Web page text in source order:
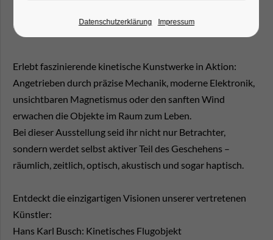
Erlebt faszinierende kinetische Kunstwerke in Aktion:
Angetrieben durch präzise Mechanik, moderne Elektronik,
unsichtbaren Magnetismus oder den sanften Wind
erwachen die Objekte im Raum zum Leben.
Bei dieser Ausstellung seid ihr nicht nur Betrachter,
sondern werdet selbst aktiver Teil des Geschehens –
räumlich, zeitlich, optisch, akustisch und sogar haptisch.
Entdeckt die einzigartigen Visionen unserer vertretenen
Künstler:
Hans Karl Busch: Kinetisches Flugobjekt
Datenschutzerklärung Impressum